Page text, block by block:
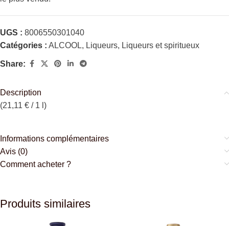
UGS : 8006550301040
Catégories : ALCOOL, Liqueurs, Liqueurs et spiritueux
Share:
Description
(21,11 € / 1 l)
Informations complémentaires
Avis (0)
Comment acheter ?
Produits similaires